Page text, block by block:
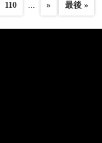
110 ... » 最後 »